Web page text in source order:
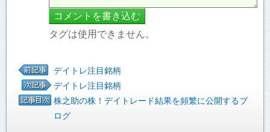
タグは使用できません。
デイトレ注目銘柄
デイトレ注目銘柄
株之助の株！デイトレード結果を頻繁に公開するブ
ログ